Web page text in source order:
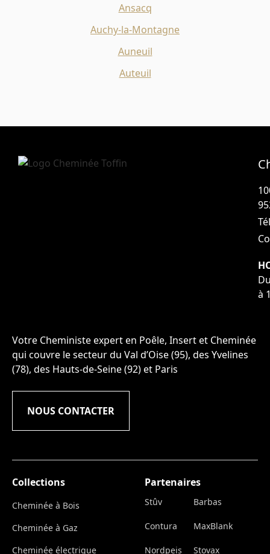
Ansacq
Auchy-la-Montagne
Auneuil
Auteuil
à
Votre Cheministe expert en Poêle, Insert et Cheminée
qui couvre le secteur du Val d’Oise (95), des Yvelines
(78), des Hauts-de-Seine (92) et Paris
NOUS CONTACTER
Collections
Cheminée à Bois
Cheminée à Gaz
Cheminée électrique
Partenaires
Stûv Barbas
Contura MaxBlank
Nordpeis Stovax